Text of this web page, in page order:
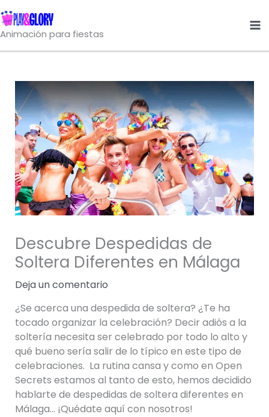
al
contenido
Animación para fiestas
Descubre Despedidas de
Soltera Diferentes en Málaga
Deja un comentario
¿Se acerca una despedida de soltera? ¿Te ha
tocado organizar la celebración? Decir adiós a la
soltería necesita ser celebrado por todo lo alto y
qué bueno sería salir de lo típico en este tipo de
celebraciones. La rutina cansa y como en Open
Secrets estamos al tanto de esto, hemos decidido
hablarte de despedidas de soltera diferentes en
Málaga… ¡Quédate aquí con nosotros!